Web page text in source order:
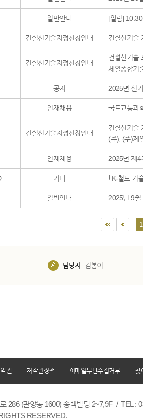
일반안내 [알림]
건설신기술지정신청안내 건설신기술
건설신기술지정신청안내
건설신기술
세일종합기
공지 2025년 신
인재채용 국토교통과
건설신기술지정신청안내
건설신기술
(주), (주)제
인재채용 2025년 제4
기타 ｢K-철도 기
일반안내 2025년 9월
담당자 김봄이
관 저작권정책 이메일무단수집거부 찾
286 (관양동 1600) 송백빌딩 2~7,9F / TEL :
RESERVED.